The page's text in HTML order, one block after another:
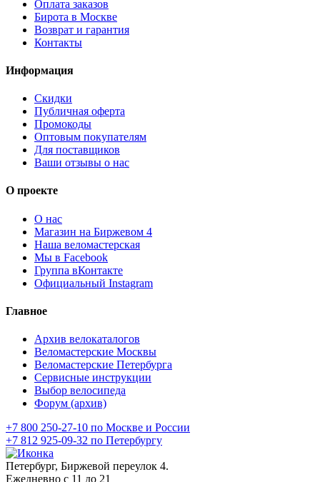
Оплата заказов
Бирота в Москве
Возврат и гарантия
Контакты
Информация
Скидки
Публичная оферта
Промокоды
Оптовым покупателям
Для поставщиков
Ваши отзывы о нас
О проекте
О нас
Магазин на Биржевом 4
Наша веломастерская
Мы в Facebook
Группа вКонтакте
Официальный Instagram
Главное
Архив велокаталогов
Веломастерские Москвы
Веломастерские Петербурга
Сервисные инструкции
Выбор велосипеда
Форум (архив)
+7 800 250-27-10 по Москве и России
+7 812 925-09-32 по Петербургу
Петербург, Биржевой переулок 4.
Ежедневно с 11 до 21